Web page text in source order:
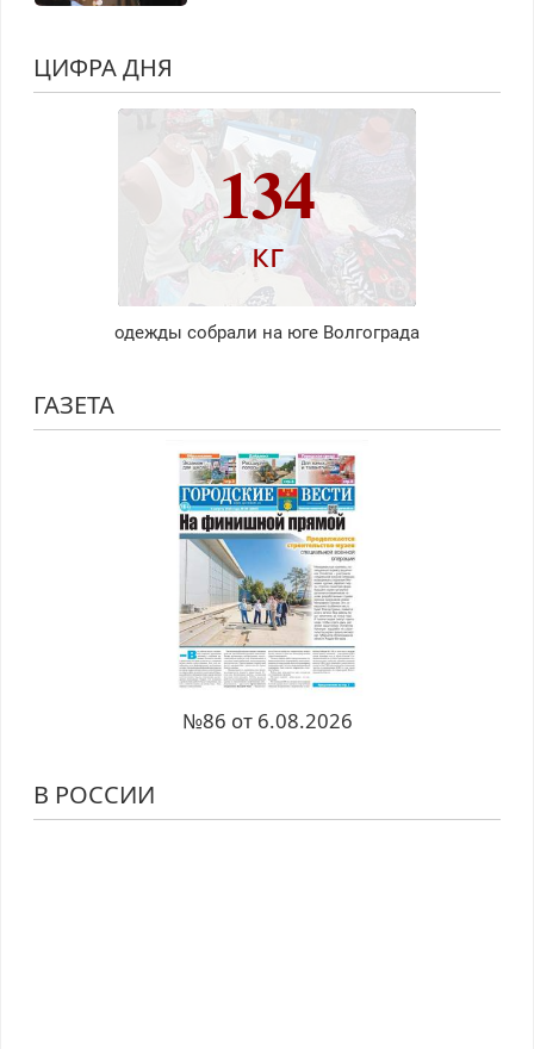
ЦИФРА ДНЯ
134
кг
одежды собрали на юге Волгограда
ГАЗЕТА
№86 от 6.08.2026
В РОССИИ